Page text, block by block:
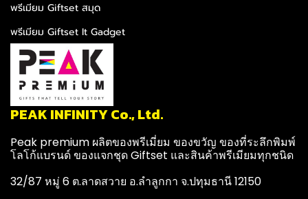
พรีเมียม Giftset สมุด
พรีเมียม Giftset It Gadget
PEAK INFINITY Co., Ltd.
Peak premium ผลิตของพรีเมี่ยม ของขวัญ ของที่ระลึกพิมพ์
โลโก้แบรนด์ ของแจกชุด Giftset และสินค้าพรีเมียมทุกชนิด
32/87 หมู่ 6 ต.ลาดสวาย อ.ลำลูกกา จ.ปทุมธานี 12150